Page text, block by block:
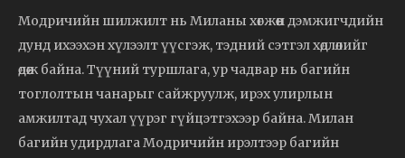
Модричийн шилжилт нь Миланы хөгжөөн дэмжигчдийн
дунд ихээхэн хүлээлт үүсгэж, тэдний сэтгэл хөдлөлийг
өдөөж байна. Түүний туршлага, ур чадвар нь багийн
тоглолтын чанарыг сайжруулж, ирэх улирлын
амжилтад чухал үүрэг гүйцэтгэхээр байна. Милан
багийн удирдлага Модричийн ирэлтээр багийн